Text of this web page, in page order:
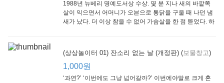
큰솔(토토북)
동아일보사
1988년 뉴베리 명예도서상 수상. 몇 분 지나 새의 바깥쪽
살이 익으면서 어머니가 오븐으로 통닭을 구울 때 나던 냄
새가 났다. 더 이상 참을 수 없어 가슴살을 한 점 뜯었다. 하
(상상놀이터 01) 잔소리 없는 날 (개정판) (보물창고)
1,000원
‘과연?’ ‘이번에도 그냥 넘어갈까?’ 이번에야말로 크게 혼